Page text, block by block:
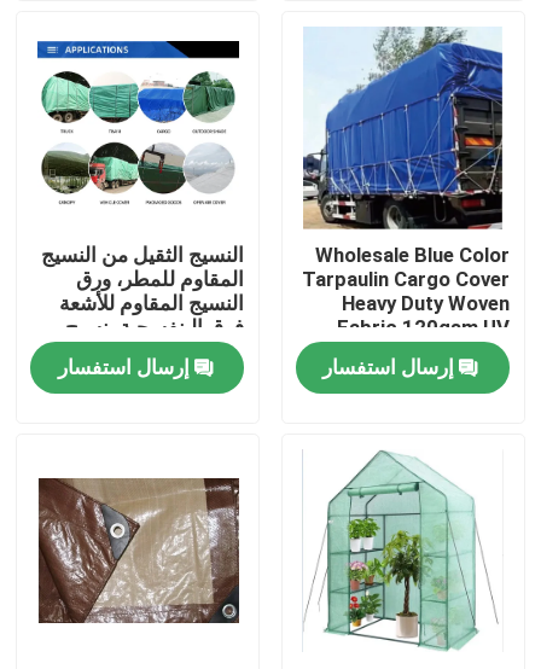
المنتجات
حول بنا
ضبط الجودة
اتصل بنا
طلب اقتباس
الستار المغناطيسي للباب
شاشة النافذة
شبكة ظلال PE
Wholesale Blue Color
Tarpaulin Cargo Cover
Heavy Duty Woven
Fabric 120gsm,UV
Resist Garden Cover
Sheet,Pool Fabric
إرسال استفسار
النسيج الثقيل من النسيج
المقاوم للمطر، ورق
النسيج المقاوم للأشعة
فوق البنفسجية، نسيج
غطاء الشاحنة
إرسال استفسار